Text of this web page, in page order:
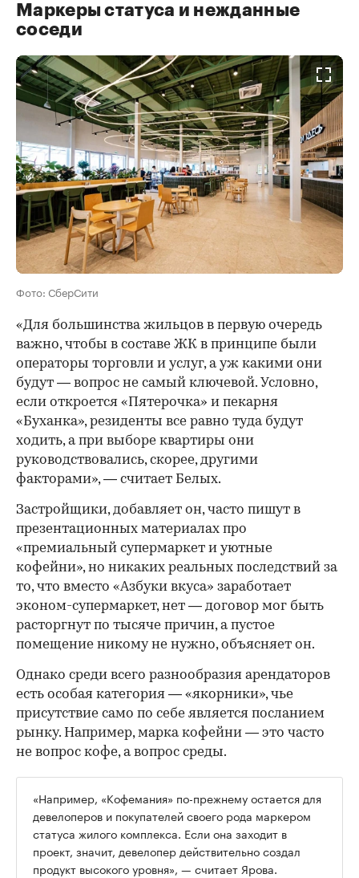
Маркеры статуса и нежданные
соседи
Фото: СберСити
«Для большинства жильцов в первую очередь
важно, чтобы в составе ЖК в принципе были
операторы торговли и услуг, а уж какими они
будут — вопрос не самый ключевой. Условно,
если откроется «Пятерочка» и пекарня
«Буханка», резиденты все равно туда будут
ходить, а при выборе квартиры они
руководствовались, скорее, другими
факторами», — считает Белых.
Застройщики, добавляет он, часто пишут в
презентационных материалах про
«премиальный супермаркет и уютные
кофейни», но никаких реальных последствий за
то, что вместо «Азбуки вкуса» заработает
эконом-супермаркет, нет — договор мог быть
расторгнут по тысяче причин, а пустое
помещение никому не нужно, объясняет он.
Однако среди всего разнообразия арендаторов
есть особая категория — «якорники», чье
присутствие само по себе является посланием
рынку. Например, марка кофейни — это часто
не вопрос кофе, а вопрос среды.
«Например, «Кофемания» по-прежнему остается для
девелоперов и покупателей своего рода маркером
статуса жилого комплекса. Если она заходит в
проект, значит, девелопер действительно создал
продукт высокого уровня», — считает Ярова.